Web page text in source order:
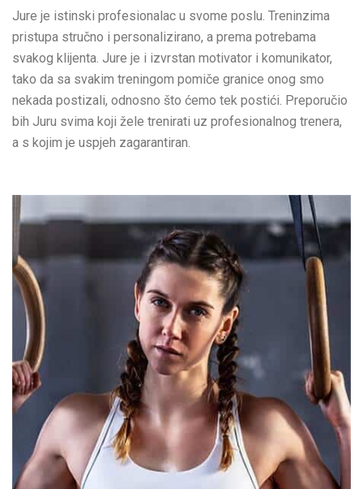
Jure je istinski profesionalac u svome poslu. Treninzima
pristupa stručno i personalizirano, a prema potrebama
svakog klijenta. Jure je i izvrstan motivator i komunikator,
tako da sa svakim treningom pomiče granice onog smo
nekada postizali, odnosno što ćemo tek postići. Preporučio
bih Juru svima koji žele trenirati uz profesionalnog trenera,
a s kojim je uspjeh zagarantiran.